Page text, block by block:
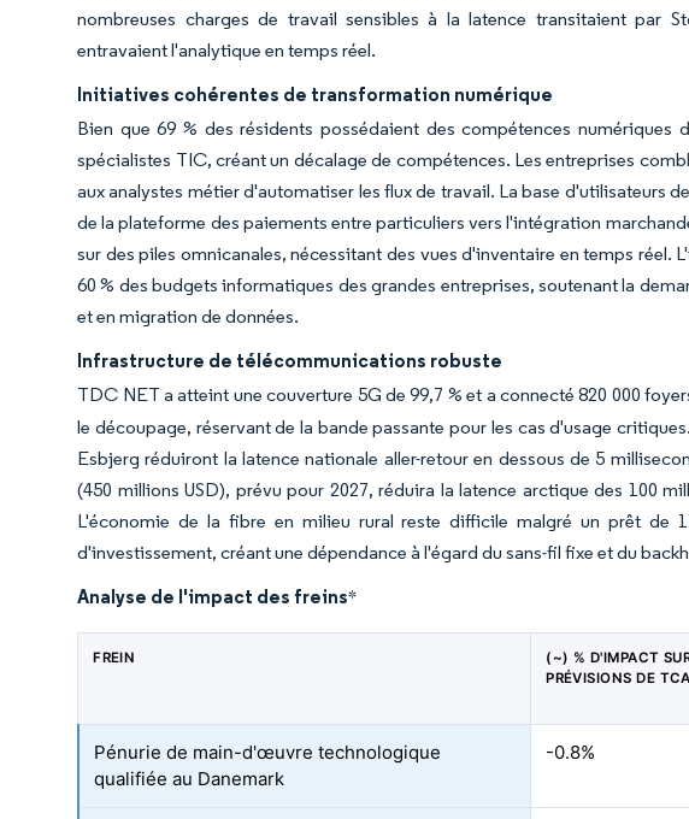
nombreuses charges de travail sensibles à la latence transitaient par
entravaient l'analytique en temps réel.
Initiatives cohérentes de transformation numérique
Bien que 69 % des résidents possédaient des compétences
spécialistes TIC, créant un décalage de compétences. Les entreprises
aux analystes métier d'automatiser les flux de travail. La base d'utilisateurs
de la plateforme des paiements entre particuliers vers l'intégration
sur des piles omnicanales, nécessitant des vues d'inventaire en temps
60 % des budgets informatiques des grandes entreprises, soutenant la
et en migration de données.
Infrastructure de télécommunications robuste
TDC NET a atteint une couverture 5G de 99,7 % et a connecté 820 000
le découpage, réservant de la bande passante pour les cas d'usage
Esbjerg réduiront la latence nationale aller-retour en dessous de 5
(450 millions USD), prévu pour 2027, réduira la latence arctique des 100
L'économie de la fibre en milieu rural reste difficile malgré un prêt de
d'investissement, créant une dépendance à l'égard du sans-fil fixe et du
Analyse de l'impact des freins*
FREIN
(~) % D'IMPACT
PRÉVISIONS DE
Pénurie de main-d'œuvre technologique
qualifiée au Danemark
-0.8%